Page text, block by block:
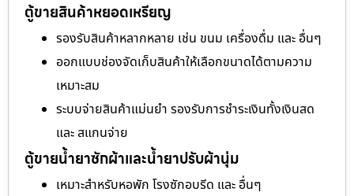
ตู้ขายสินค้าหยอดเหรียญ
รองรับสินค้าหลากหลาย เช่น ขนม เครื่องดื่ม และ อื่นๆ
ออกแบบช่องจัดเก็บสินค้าให้เลือกขนาดได้ตามความ
เหมาะสม
ระบบจ่ายสินค้าแม่นยำ รองรับการชำระเงินทั้งเงินสด
และ สแกนจ่าย
ตู้ขายน้ำยาซักผ้าและน้ำยาปรับผ้านุ่ม
เหมาะสำหรับหอพัก โรงซักอบรีด และ อื่นๆ